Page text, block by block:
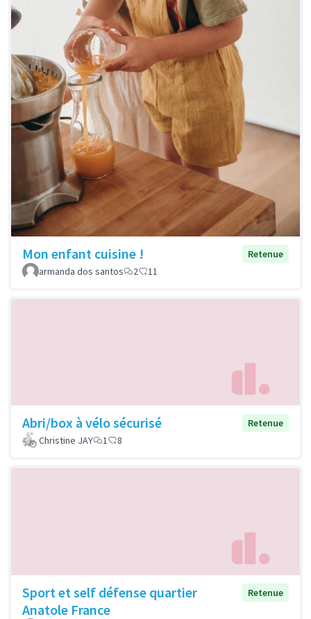
Mon enfant cuisine !
Retenue
armanda dos santos
2 11
Abri/box à vélo sécurisé
Retenue
Christine JAY
1 8
Sport et self défense quartier
Anatole France
Retenue